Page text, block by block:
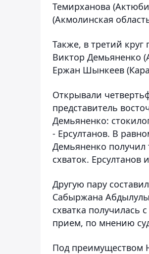
Темирханова
(Акмолинская
Также, в третий
Виктор Демьяненко
Ержан Шынкеев
Открывали
представитель
Демьяненко:
- Ерсултанов. В
Демьяненко получил
схваток. Ерсултанов
Другую пару
Сабыржана
схватка
прием, по мнению
Под преимуществом